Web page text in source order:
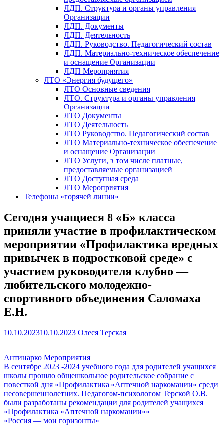
ЛДП. Структура и органы управления
Организации
ЛДП. Документы
ЛДП. Деятельность
ЛДП. Руководство. Педагогический состав
ЛДП. Материально-техническое обеспечение
и оснащение Организации
ЛДП Мероприятия
ЛТО «Энергия будущего»
ЛТО Основные сведения
ЛТО. Структура и органы управления
Организации
ЛТО Документы
ЛТО Деятельность
ЛТО Руководство. Педагогический состав
ЛТО Материально-техническое обеспечение
и оснащение Организации
ЛТО Услуги, в том числе платные,
предоставляемые организацией
ЛТО Доступная среда
ЛТО Мероприятия
Телефоны «горячей линии»
Сегодня учащиеся 8 «Б» класса
приняли участие в профилактическом
мероприятии «Профилактика вредных
привычек в подростковой среде» с
участием руководителя клубно —
любительского молодежно-
спортивного объединения Саломаха
Е.Н.
10.10.202310.10.2023 Олеся Терская
Антинарко Мероприятия
Навигация
по
записям
В сентябре 2023 -2024 учебного года для родителей учащихся
школы прошло общешкольное родительское собрание с
повесткой дня «Профилактика «Аптечной наркомании» среди
несовершеннолетних. Педагогом-психологом Терской О.В.
были разработаны рекомендации для родителей учащихся
«Профилактика «Аптечной наркомании»»
«Россия — мои горизонты»